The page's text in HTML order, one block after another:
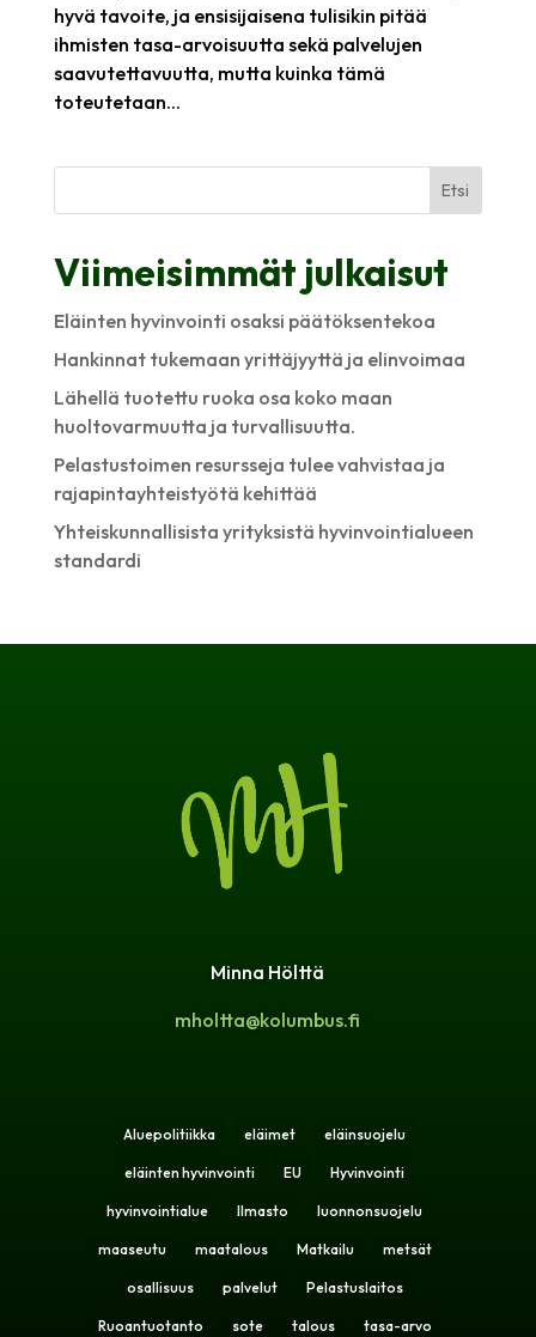
hyvä tavoite, ja ensisijaisena tulisikin pitää
ihmisten tasa-arvoisuutta sekä palvelujen
saavutettavuutta, mutta kuinka tämä
toteutetaan...
Etsi
Viimeisimmät julkaisut
Eläinten hyvinvointi osaksi päätöksentekoa
Hankinnat tukemaan yrittäjyyttä ja elinvoimaa
Lähellä tuotettu ruoka osa koko maan
huoltovarmuutta ja turvallisuutta.
Pelastustoimen resursseja tulee vahvistaa ja
rajapintayhteistyötä kehittää
Yhteiskunnallisista yrityksistä hyvinvointialueen
standardi
Minna Hölttä
mholtta@kolumbus.fi
Aluepolitiikka eläimet eläinsuojelu
eläinten hyvinvointi EU Hyvinvointi
hyvinvointialue Ilmasto luonnonsuojelu
maaseutu maatalous Matkailu metsät
osallisuus palvelut Pelastuslaitos
Ruoantuotanto sote talous tasa-arvo